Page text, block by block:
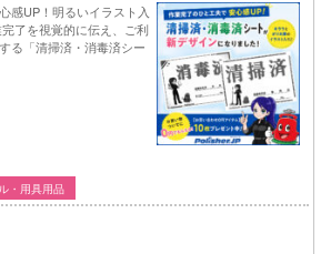
感UP！明るいイラスト入
了を視覚的に伝え、ご利
る「清掃済・消毒済シー
・用具用品